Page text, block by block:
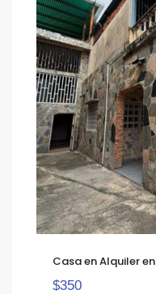
Casa en Alquiler
$350